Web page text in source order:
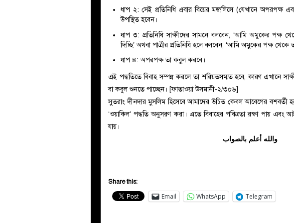
ধাপ ২: সেই প্রতিনিধি এবার বিয়ের মজলিসে (যেখানে অপরপক্ষ
উপস্থিত হবেন।
ধাপ ৩: প্রতিনিধি সাক্ষীদের সামনে বলবেন, ‘আমি অমুকের পক্ষ
দিচ্ছি’ অথবা পাত্রীর প্রতিনিধি হলে বলবেন, ‘আমি অমুকের পক্ষ থেকে
ধাপ ৪: অপরপক্ষ তা কবুল করবে।
এই পদ্ধতিতে বিবাহ সম্পন্ন করলে তা শরিয়তসম্মত হবে, কারণ এখানে
বা কবুল শুনতে পাচ্ছেন। [ফাতাওয়া উসমানী-২/৩০৬]
সুতরাং দীনদার মুসলিম হিসেবে আমাদের উচিত কেবল আবেগের বশবর্তী
‘ওয়াকিল’ পদ্ধতি অনুসরণ করা। এতে বিবাহের পবিত্রতা রক্ষা পায়
যায়।
والله أعلم بالصواب
Share this:
Email WhatsApp Telegram